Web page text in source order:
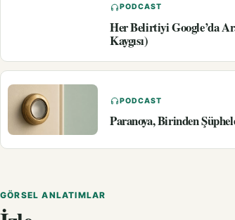
PODCAST
Her Belirtiyi Google’da
Kaygısı)
PODCAST
Paranoya, Birinden
GÖRSEL ANLATIMLAR